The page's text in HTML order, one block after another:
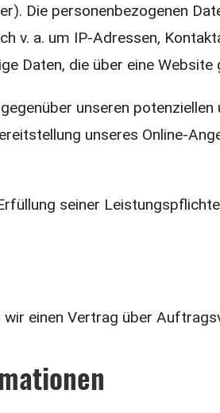
Die personenbezogenen
v. a. um IP-Adressen,
Daten, die über eine Website
unseren
unseres Online-
seiner
einen Vertrag über